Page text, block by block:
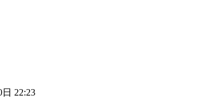
日 22:23